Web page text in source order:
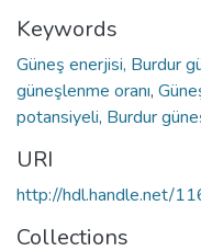
Keywords
Güneş enerjisi, Burdur
güneşlenme oranı,
potansiyeli, Burdur
URI
http://hdl.handle.net/
Collections